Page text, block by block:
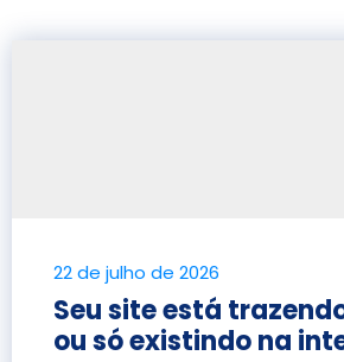
22 de julho de 2026
Seu site está
ou só existindo na